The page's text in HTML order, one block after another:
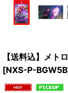
【送料込】メト
[NXS-P-BGW5B